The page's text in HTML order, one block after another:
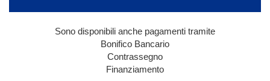
Sono disponibili anche pagamenti tramite
Bonifico Bancario
Contrassegno
Finanziamento